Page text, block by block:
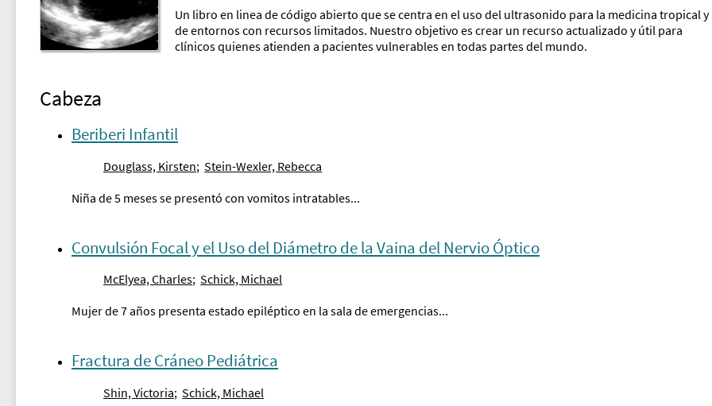
Un libro en linea de código abierto que se centra en el uso del ultrasonido para la medicina tropical y
de entornos con recursos limitados. Nuestro objetivo es crear un recurso actualizado y útil para
clínicos quienes atienden a pacientes vulnerables en todas partes del mundo.
Cabeza
Beriberi Infantil
Douglass, Kirsten; Stein-Wexler, Rebecca
Niña de 5 meses se presentó con vomitos intratables...
Convulsión Focal y el Uso del Diámetro de la Vaina del Nervio Óptico
McElyea, Charles; Schick, Michael
Mujer de 7 años presenta estado epiléptico en la sala de emergencias...
Fractura de Cráneo Pediátrica
Shin, Victoria; Schick, Michael